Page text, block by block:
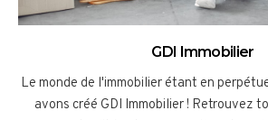
GDI Immobilier
Le monde de l'immobilier étant en
avons créé GDI Immobilier ! Retrouvez